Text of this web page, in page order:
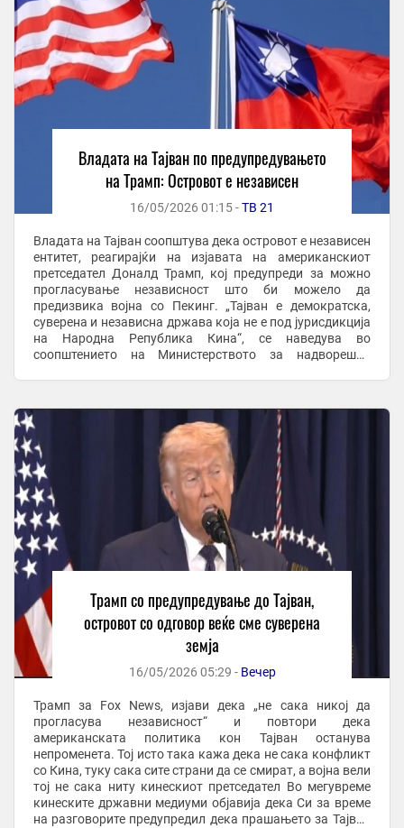
Владата на Тајван по предупредувањето
на Трамп: Островот е независен
16/05/2026 01:15 -ТВ 21
Владата на Тајван соопштува дека островот е независен
ентитет, реагирајќи на изјавата на американскиот
претседател Доналд Трамп, кој предупреди за можно
прогласување независност што би можело да
предизвика војна со Пекинг. „Тајван е демократска,
суверена и независна држава која не е под јурисдикција
на Народна Република Кина“, се наведува во
соопштението на Министерството за надворешни
Трамп со предупредување до Тајван,
островот со одговор веќе сме суверена
земја
16/05/2026 05:29 - Вечер
Трамп за Fox News, изјави дека „не сака никој да
прогласува независност“ и повтори дека
американската политика кон Тајван останува
непроменета. Тој исто така кажа дека не сака конфликт
со Кина, туку сака сите страни да се смират, а војна вели
тој не сака ниту кинескиот претседател Во мегувреме
кинеските државни медиуми објавија дека Си за време
на разговорите предупредил дека прашањето за Тајван